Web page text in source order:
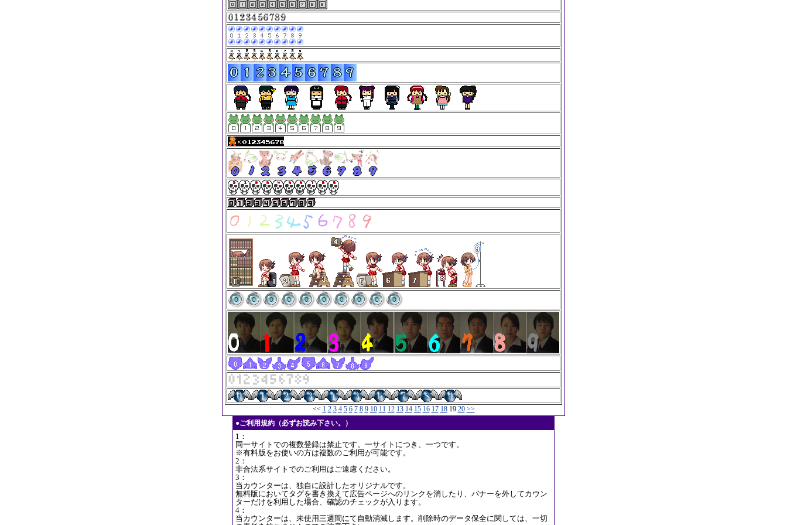
<< 1 2 3 4 5 6 7 8 9 10 11 12 13 14 15 16 17 1819 20 >>
●ご利用規約（必ずお読み下さい。）
1：
同一サイトでの複数登録は禁止です。一サイトにつき、一つです。
※有料版をお使いの方は複数のご利用が可能です。
2：
非合法系サイトでのご利用はご遠慮ください。
3：
当カウンターは、独自に設計したオリジナルです。
無料版においてタグを書き換えて広告ページへのリンクを消したり、バナーを外してカウン
ターだけを利用した場合、確認のチェックが入ります。
4：
当カウンターは、未使用三週間にて自動消滅します。削除時のデータ保全に関しては、一切